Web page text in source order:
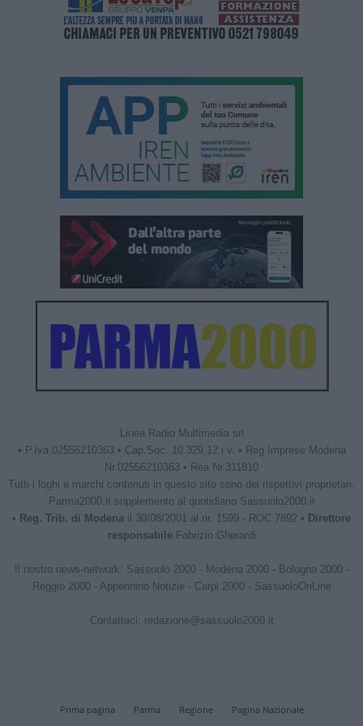
Linea Radio Multimedia srl
• P.Iva 02556210363 • Cap.Soc. 10.329,12 i.v. • Reg.Imprese Modena
Nr.02556210363 • Rea Nr.311810
Tutti i loghi e marchi contenuti in questo sito sono dei rispettivi proprietari.
Parma2000.it supplemento al quotidiano Sassuolo2000.it
• Reg. Trib. di Modena il 30/08/2001 al nr. 1599 - ROC 7892 • Direttore
responsabileFabrizio Gherardi
Il nostro news-network: Sassuolo 2000- Modena 2000- Bologna 2000-
Reggio 2000- Appennino Notizie - Carpi 2000- SassuoloOnLine
Contattaci: redazione@sassuolo2000.it
Prima pagina Parma Regione Pagina Nazionale